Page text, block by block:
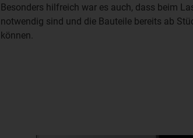
Besonders hilfreich war es auch, dass beim
notwendig sind und die Bauteile bereits ab
können.